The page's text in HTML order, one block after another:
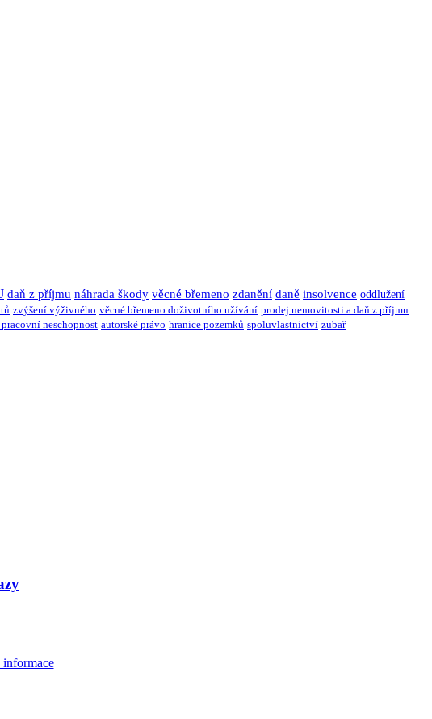
daň z příjmu náhrada škody věcné břemeno zdanění daně insolvence oddlužení
zvýšení výživného věcné břemeno doživotního užívání prodej nemovitosti a daň z příjmu
pracovní neschopnost autorské právo hranice pozemků spoluvlastnictví zubař